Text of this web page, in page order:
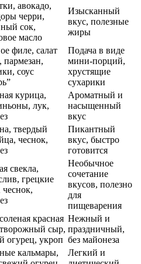
авокадо,
черри,
сок,
масло
Изысканный
вкус, полезные
жиры
филе, салат
пармезан,
соус
Подача в виде
мини-порций,
хрустящие
сухарики
курица,
лук,
Ароматный и
насыщенный
вкус
твердый
чеснок,
Пикантный
вкус, быстро
готовится
свекла,
грецкие
чеснок,
Необычное
сочетание
вкусов, полезно
для
пищеварения
красная
сыр,
огурец, укроп
Нежный и
праздничный,
без майонеза
кальмары,
Легкий и